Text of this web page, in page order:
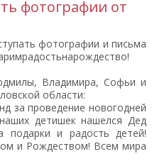
фотографии от
фотографии и письма
Владимира, Софьи и
области:
за проведение новогодней
детишек нашелся Дед
подарки и радость детей!
и Рождеством! Всем мира